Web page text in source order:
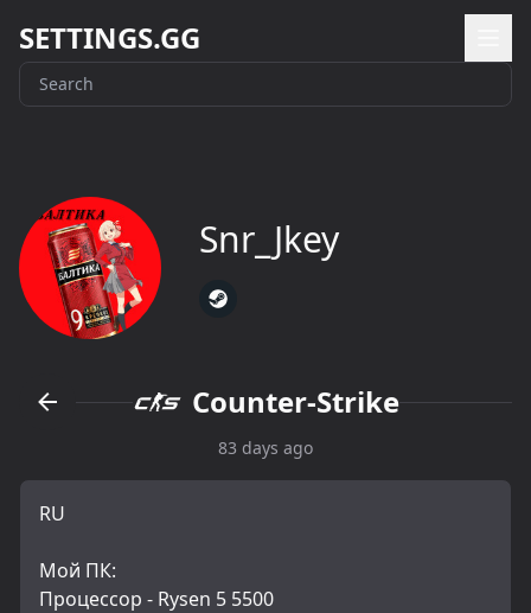
SETTINGS.GG
Snr_Jkey
Counter-Strike
83 days ago
RU
Мой ПК:
Процессор - Rysen 5 5500